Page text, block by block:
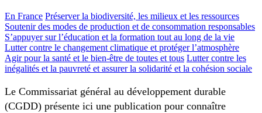
En France Préserver la biodiversité, les milieux et les ressources
Soutenir des modes de production et de consommation responsables
S’appuyer sur l’éducation et la formation tout au long de la vie
Lutter contre le changement climatique et protéger l’atmosphère
Agir pour la santé et le bien-être de toutes et tous Lutter contre les
inégalités et la pauvreté et assurer la solidarité et la cohésion sociale
Le Commissariat général au développement durable
(CGDD) présente ici une publication pour connaître